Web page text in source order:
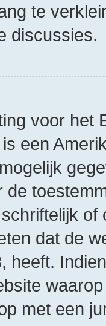
te
discussies.
voor het
een
de
dat de
heeft.
met een